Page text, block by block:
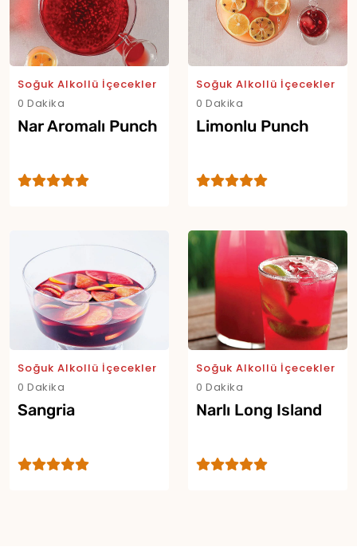
Soğuk Alkollü İçecekler
0 Dakika
Nar Aromalı Punch
Soğuk Alkollü İçecekler
0 Dakika
Limonlu Punch
Soğuk Alkollü İçecekler
0 Dakika
Sangria
Soğuk Alkollü İçecekler
0 Dakika
Narlı Long Island